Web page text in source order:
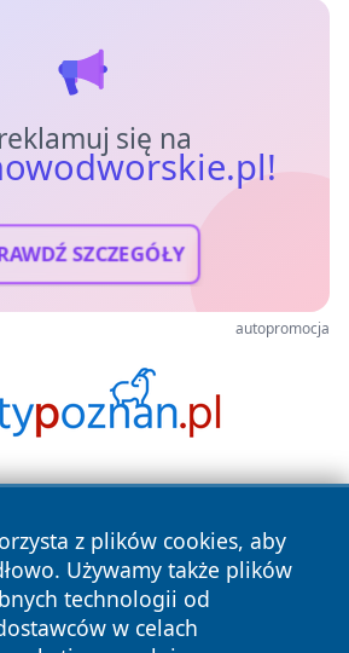
się na
SZCZEGÓŁY
autopromocja
z plików cookies, aby
Używamy także plików
technologii od
w celachWszystkie prawa